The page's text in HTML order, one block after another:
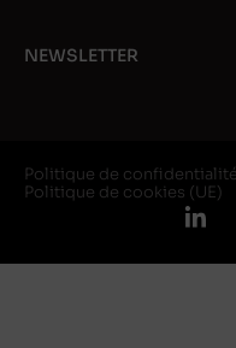
NEWSLETTER
Politique de confidentialité
Politique de cookies (UE)